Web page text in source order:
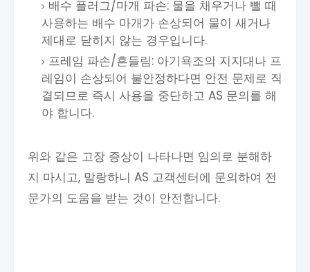
배수 플러그/마개 파손: 물을 채우거나 뺄 때
사용하는 배수 마개가 손상되어 물이 새거나
제대로 닫히지 않는 경우입니다.
프레임 파손/흔들림: 아기욕조의 지지대나 프
레임이 손상되어 불안정하다면 안전 문제로 직
결되므로 즉시 사용을 중단하고 AS 문의를 해
야 합니다.
위와 같은 고장 증상이 나타나면 임의로 분해하
지 마시고, 말랑하니 AS 고객센터에 문의하여 전
문가의 도움을 받는 것이 안전합니다.